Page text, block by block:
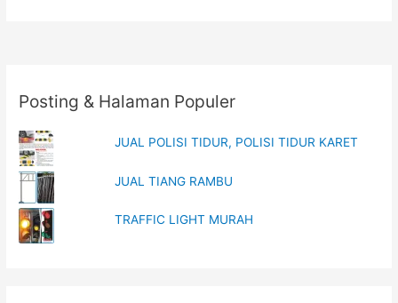
Utara,
Delineator
Besi
Kalimantan
TKDN
E
Posting & Halaman Populer
JUAL POLISI TIDUR, POLISI TIDUR KARET
JUAL TIANG RAMBU
TRAFFIC LIGHT MURAH